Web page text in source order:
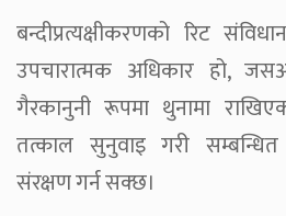
बन्दीप्रत्यक्षीकरणको रिट
उपचारात्मक अधिकार हो,
गैरकानुनी रूपमा थुनामा
तत्काल सुनुवाइ गरी सम्बन्धित
संरक्षण गर्न सक्छ।